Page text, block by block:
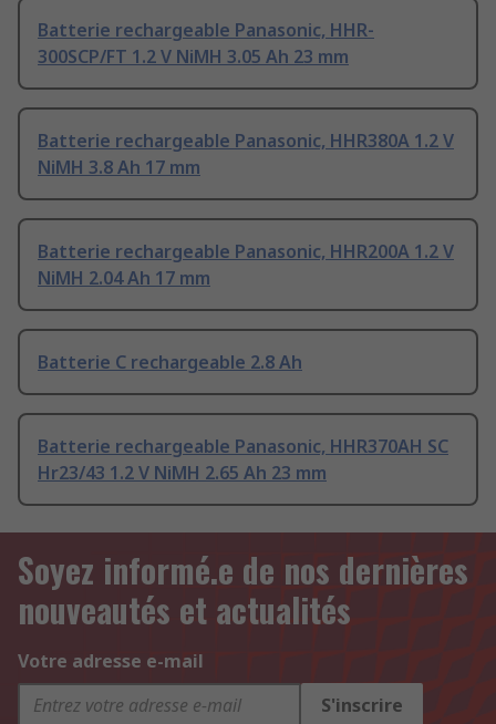
Batterie rechargeable Panasonic, HHR-
300SCP/FT 1.2 V NiMH 3.05 Ah 23 mm
Batterie rechargeable Panasonic, HHR380A 1.2 V
NiMH 3.8 Ah 17 mm
Batterie rechargeable Panasonic, HHR200A 1.2 V
NiMH 2.04 Ah 17 mm
Batterie C rechargeable 2.8 Ah
Batterie rechargeable Panasonic, HHR370AH SC
Hr23/43 1.2 V NiMH 2.65 Ah 23 mm
Soyez informé.e de nos dernières
nouveautés et actualités
Votre adresse e-mail
S'inscrire